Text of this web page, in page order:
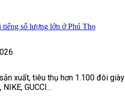
số lượng lớn ở Phú Thọ
xuất, tiêu thụ hơn 1.100 đôi giày
GUCCI...